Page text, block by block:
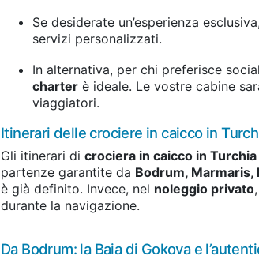
Se desiderate un’esperienza
servizi personalizzati.
In alternativa, per chi preferisce
charter è ideale. Le vostre cabine
viaggiatori.
Itinerari delle crociere in caicco in
Gli itinerari di crociera in caicco in Turchia
partenze garantite da Bodrum, Marmaris,
è già definito. Invece, nel noleggio privato
durante la navigazione.
Da Bodrum: la Baia di Gokova e